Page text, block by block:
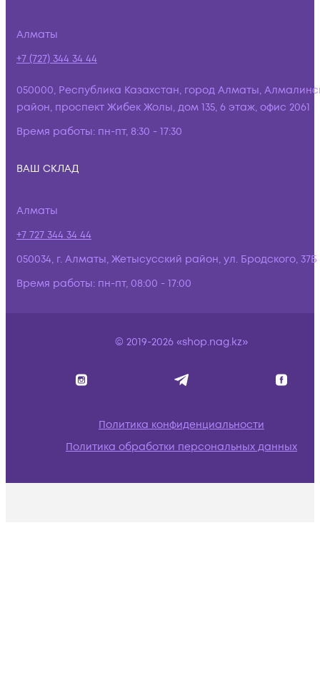
Алматы
+7 (727) 344 34 44
050000, Республика Казахстан, город Алматы,
район, проспект Жибек Жолы, дом 135, 6 этаж, офис 2061
Время работы: пн-пт, 8:30 - 17:30
ВАШ СКЛАД
Алматы
+7 727 344 34 44
050034, г. Алматы, Жетысусский район, ул. Бродского, 37Б
Время работы: пн-пт, 08:00 - 17:00
© 2019-2026 «shop.nag.kz»
Политика конфиденциальности
Политика обработки персональных данных